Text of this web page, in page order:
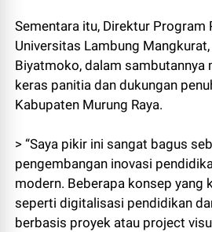
Sementara itu, Direktur Program
Universitas Lambung Mangkurat,
Biyatmoko, dalam sambutannya
keras panitia dan dukungan
Kabupaten Murung Raya.
> “Saya pikir ini sangat bagus
pengembangan inovasi
modern. Beberapa konsep yang
seperti digitalisasi pendidikan
berbasis proyek atau project